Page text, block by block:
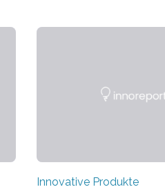
Innovative Produkte